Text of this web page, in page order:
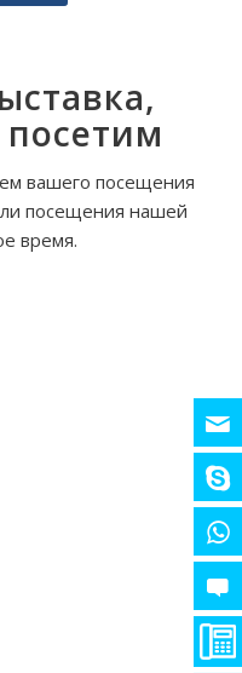
вашего посещения
посещения нашей
время.